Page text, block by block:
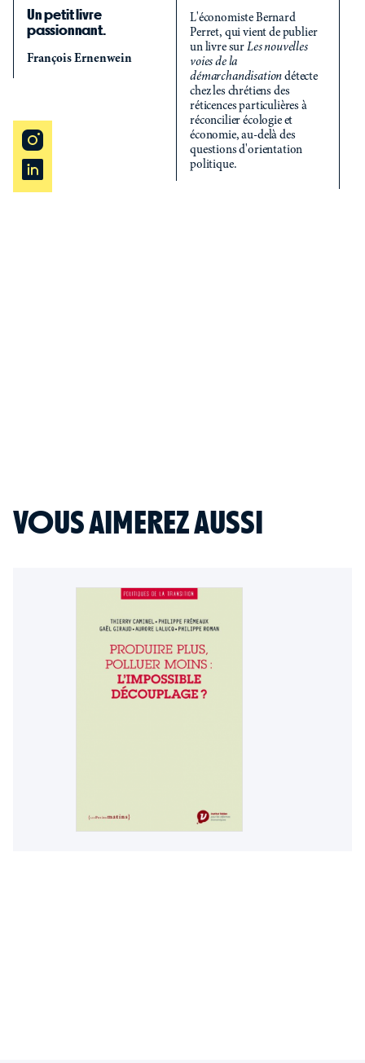
Un petit livre
passionnant.
François Ernenwein
L'économiste Bernard
Perret, qui vient de publier
un livre surLes nouvelles
voies de la
démarchandisationdétecte
chez les chrétiens des
réticences particulières à
réconcilier écologie et
économie, au-delà des
questions d'orientation
politique.
VOUS AIMEREZ AUSSI